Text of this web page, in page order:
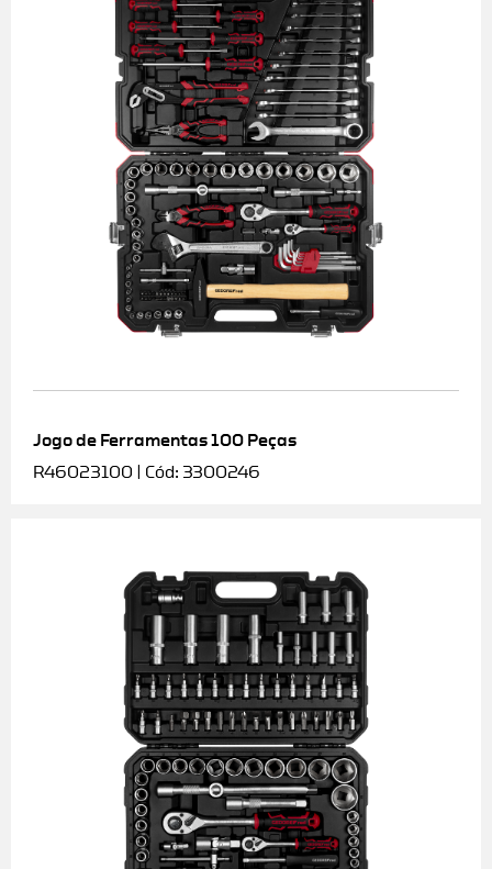
Jogo de Ferramentas 100 Peças
R46023100 | Cód: 3300246